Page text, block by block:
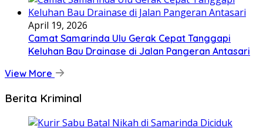
April 19, 2026
Camat Samarinda Ulu Gerak Cepat Tanggapi
Keluhan Bau Drainase di Jalan Pangeran Antasari
View More
Berita Kriminal